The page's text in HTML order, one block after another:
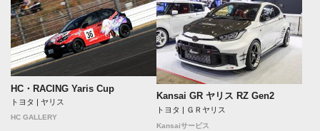
HC・RACING Yaris Cup
トヨタ | ヤリス
HC GALLERY
Kansai GR ヤリス RZ Gen2
トヨタ | ＧＲヤリス
Kansaiサービス